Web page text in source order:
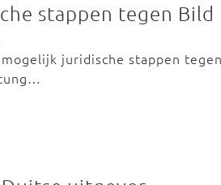
stappen tegen Bild
juridische stappen